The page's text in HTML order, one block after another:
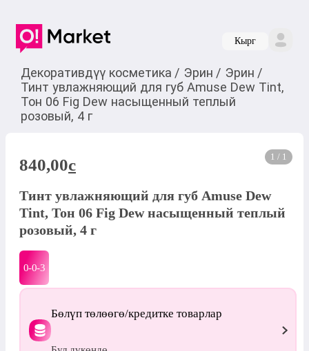
Кырг
Декоративдүү косметика / Эрин / Эрин /
Тинт увлажняющий для губ Amuse Dew Tint,
Тон 06 Fig Dew насыщенный теплый
розовый, 4 г
1 / 1
840,00c
Тинт увлажняющий для губ Amuse Dew
Tint, Тон 06 Fig Dew насыщенный теплый
розовый, 4 г
0-0-3
Бөлүп төлөөгө/кредитке товарлар